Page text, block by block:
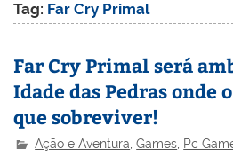
Tag: Far Cry Primal
Far Cry Primal será
Idade das Pedras onde
que sobreviver!
Ação e Aventura ,Games Pc